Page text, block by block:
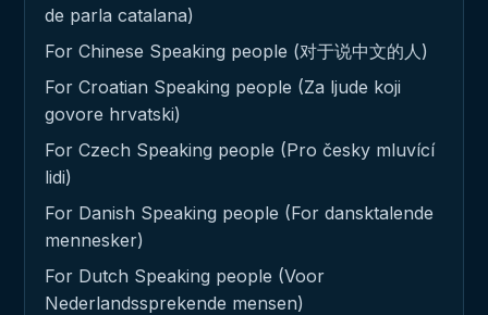
de parla catalana)
For Chinese Speaking people (对于说中文的人)
For Croatian Speaking people (Za ljude koji
govore hrvatski)
For Czech Speaking people (Pro česky mluvící
lidi)
For Danish Speaking people (For dansktalende
mennesker)
For Dutch Speaking people (Voor
Nederlandssprekende mensen)